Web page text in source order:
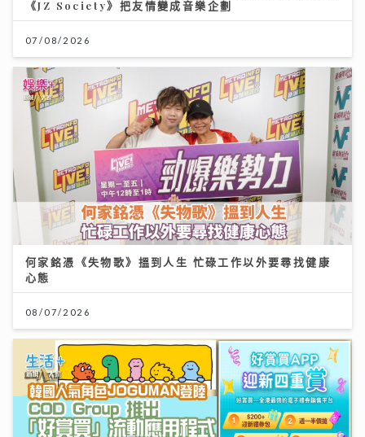
《JZ Society》把友情變成音樂企劃
07/08/2026
何家銘憑《失物歌》搵到人生 忙碌工作以外要尋找健康
心態
08/07/2026